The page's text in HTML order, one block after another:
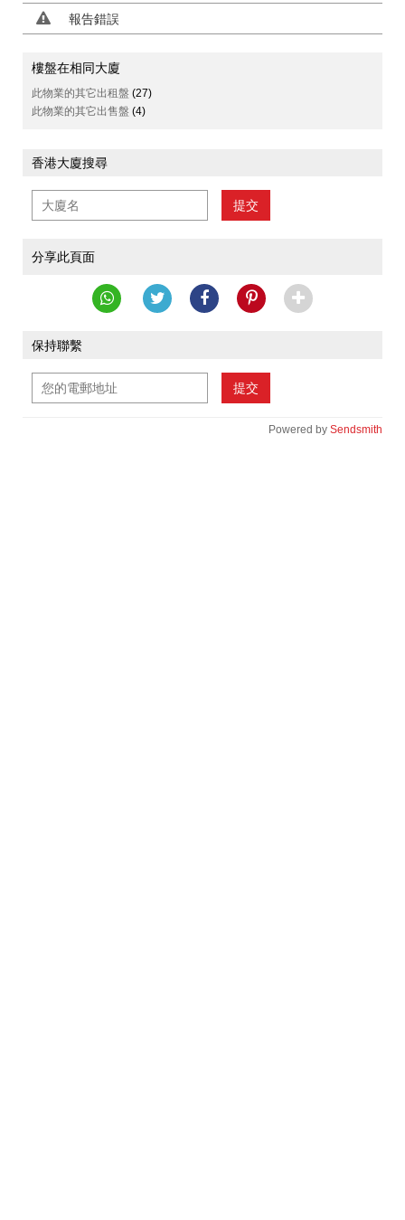
報告錯誤
樓盤在相同大廈
此物業的其它出租盤 (27)
此物業的其它出售盤 (4)
香港大廈搜尋
提交
分享此頁面
保持聯繫
提交
Powered by Sendsmith